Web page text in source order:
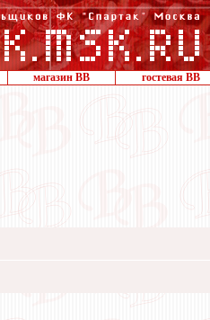
магазин ВВ гостевая ВВ